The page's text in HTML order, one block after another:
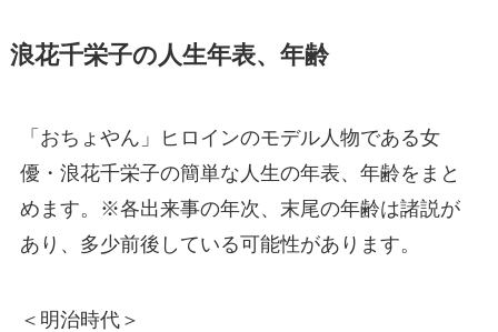
浪花千栄子の人生年表、年齢
「おちょやん」ヒロインのモデル人物である女
優・浪花千栄子の簡単な人生の年表、年齢をまと
めます。※各出来事の年次、末尾の年齢は諸説が
あり、多少前後している可能性があります。
＜明治時代＞